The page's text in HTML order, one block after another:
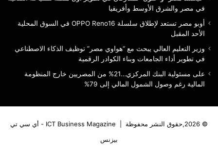
في مصر والشرق الأوسط وأفريقيا
أوبو مصر تستعد لإطلاق سلسلة OPPO Reno16 في السوق المحلية
الأحد المقبل
وزير التعليم العالي يبحث مع “هواوي مصر” توظيف الذكاء الاصطناعي
في تطوير أداء الجامعات وبناء الكوادر الرقمية
على مسئولية البنك المركزي…21% من المصريين خارج المنظومة
المالية رغم وصول الشمول المالي إلى 79%
© 2026,حقوق النشر محفوظة |
ICT Business Magazine - أي سي تي
بيزنس